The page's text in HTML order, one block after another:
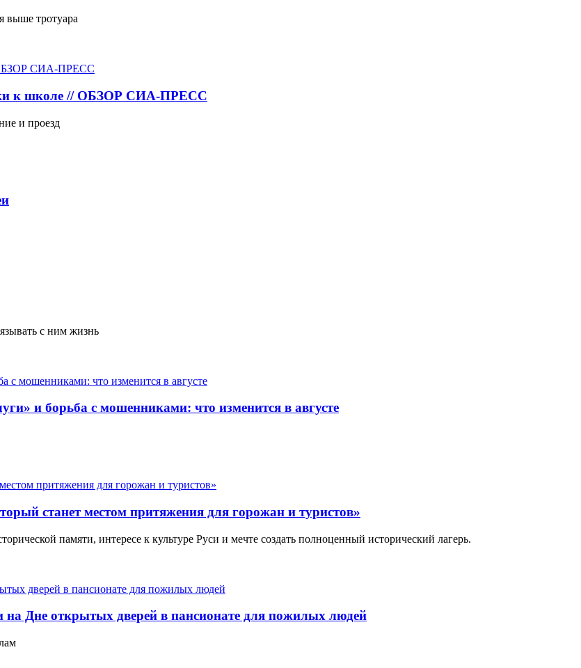
выше тротуара
к школе // ОБЗОР СИА-ПРЕСС
и проезд
с ним жизнь
и борьба с мошенниками: что изменится в августе
станет местом притяжения для горожан и туристов»
памяти, интересе к культуре Руси и мечте создать полноценный исторический лагерь.
на Дне открытых дверей в пансионате для пожилых людей